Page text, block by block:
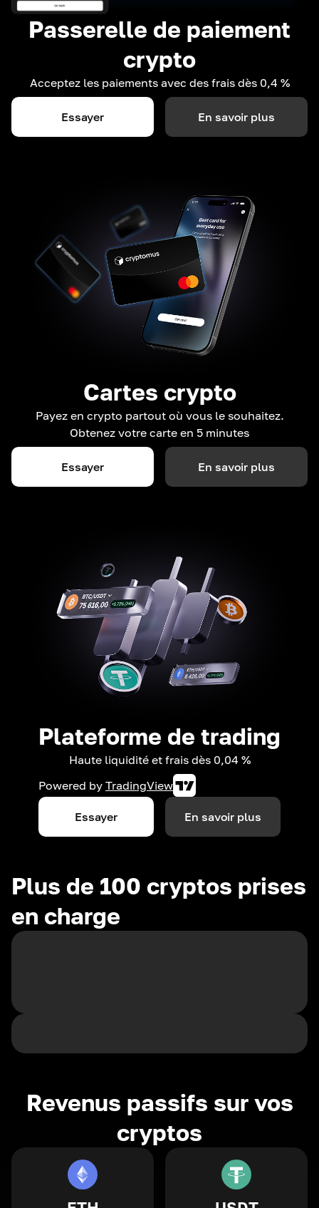
Passerelle de paiement
crypto
Acceptez les paiements avec des frais dès 0,4 %
Essayer En savoir plus
Cartes crypto
Payez en crypto partout où vous le souhaitez.
Obtenez votre carte en 5 minutes
Essayer En savoir plus
Plateforme de trading
Haute liquidité et frais dès 0,04 %
Powered by TradingView
Essayer En savoir plus
Plus de 100 cryptos prises
en charge
Revenus passifs sur vos
cryptos